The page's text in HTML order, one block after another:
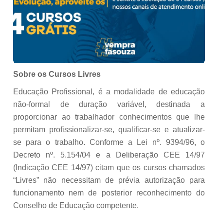
Sobre os Cursos Livres
Educação Profissional, é a modalidade de educação
não-formal de duração variável, destinada a
proporcionar ao trabalhador conhecimentos que lhe
permitam profissionalizar-se, qualificar-se e atualizar-
se para o trabalho. Conforme a Lei nº. 9394/96, o
Decreto nº. 5.154/04 e a Deliberação CEE 14/97
(Indicação CEE 14/97) citam que os cursos chamados
“Livres” não necessitam de prévia autorização para
funcionamento nem de posterior reconhecimento do
Conselho de Educação competente.